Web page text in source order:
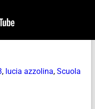
, lucia azzolina, Scuola